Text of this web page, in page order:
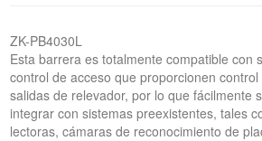
ZK-PB4030L
Esta barrera es totalmente compatible con
control de acceso que proporcionen control
salidas de relevador, por lo que fácilmente
integrar con sistemas preexistentes, tales
lectoras, cámaras de reconocimiento de